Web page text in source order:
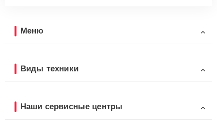
Меню
Виды техники
Наши сервисные центры